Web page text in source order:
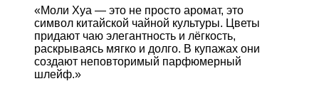
«Моли Хуа — это не просто аромат, это
символ китайской чайной культуры. Цветы
придают чаю элегантность и лёгкость,
раскрываясь мягко и долго. В купажах они
создают неповторимый парфюмерный
шлейф.»